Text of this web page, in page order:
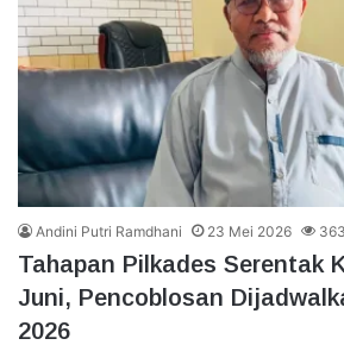
Andini Putri Ramdhani 23 Mei 2026 363
Tahapan Pilkades Serentak
Juni, Pencoblosan
2026